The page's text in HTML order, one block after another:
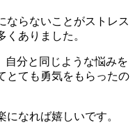
ならないことがストレス
ありました。
自分と同じような悩みを
とても勇気をもらったの
なれば嬉しいです。